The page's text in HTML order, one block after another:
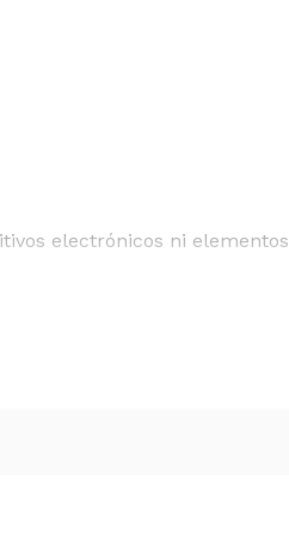
electrónicos ni